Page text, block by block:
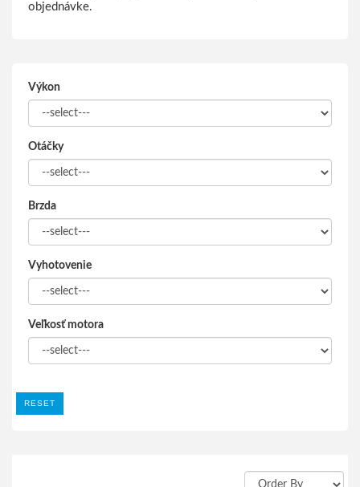
objednávke.
Výkon
Otáčky
Brzda
Vyhotovenie
Veľkosť motora
RESET